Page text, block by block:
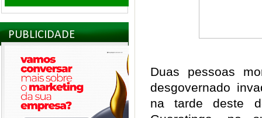
PUBLICIDADE
Duas pessoas
desgovernado
na tarde deste